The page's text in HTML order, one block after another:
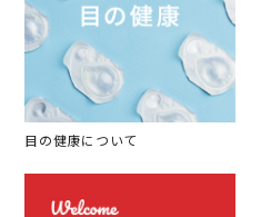
目の健康について